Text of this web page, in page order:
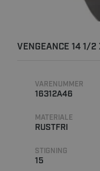
VENGEANCE 14 1/2
VARENUMMER
16312A46
MATERIALE
RUSTFRI
STIGNING
15